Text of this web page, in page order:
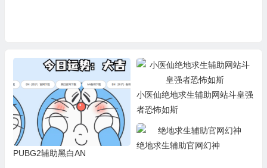
PUBG2辅助黑白AN
小医仙绝地求生辅助网站斗皇强
者恐怖如斯
绝地求生辅助官网幻神